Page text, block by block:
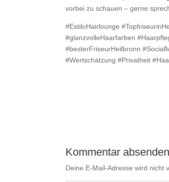
vorbei zu schauen – gerne
#EstiloHairlounge
#glanzvolleHaarfarben
#besterFriseurHeilbronn
#Wertschätzung #Privatheit
Kommentar absenden
Deine E-Mail-Adresse wird nicht